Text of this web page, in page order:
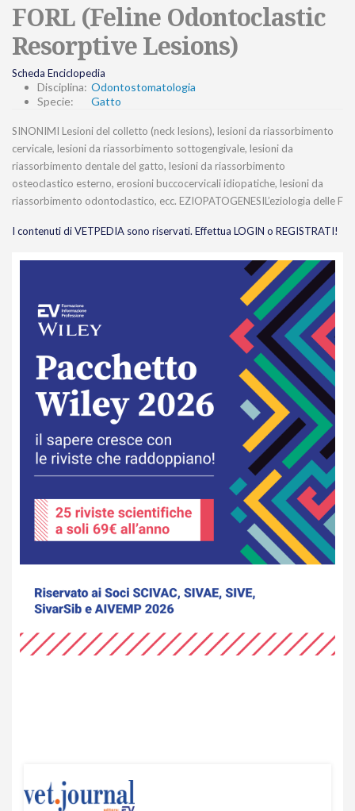
FORL (Feline Odontoclastic
Resorptive Lesions)
Scheda Enciclopedia
Disciplina: Odontostomatologia
Specie:
Gatto
SINONIMI Lesioni del colletto (neck lesions), lesioni da riassorbimento
cervicale, lesioni da riassorbimento sottogengivale, lesioni da
riassorbimento dentale del gatto, lesioni da riassorbimento
osteoclastico esterno, erosioni buccocervicali idiopatiche, lesioni da
riassorbimento odontoclastico, ecc. EZIOPATOGENESIL’eziologia delle F
I contenuti di VETPEDIA sono riservati. Effettua LOGIN o REGISTRATI!